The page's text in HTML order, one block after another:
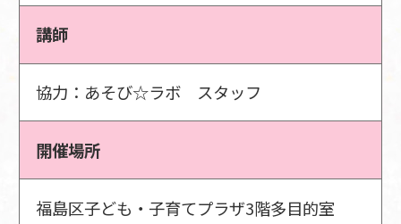
講師
協力：あそび☆ラボ スタッフ
開催場所
福島区子ども・子育てプラザ3階多目的室